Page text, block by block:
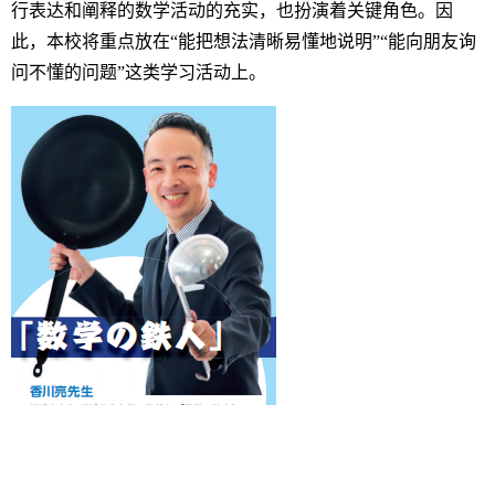
行表达和阐释的数学活动的充实，也扮演着关键角色。因
此，本校将重点放在“能把想法清晰易懂地说明”“能向朋友询
问不懂的问题”这类学习活动上。